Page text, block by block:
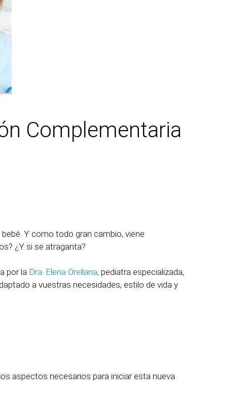
Complementaria
Y como todo gran cambio, viene
¿Y si se atraganta?
por la Dra. Elena Orellana, pediatra especializada,
a vuestras necesidades, estilo de vida y
aspectos necesarios para iniciar esta nueva